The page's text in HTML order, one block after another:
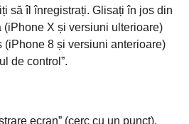
să îl înregistrați. Glisați în jos din
(iPhone X și versiuni ulterioare)
(iPhone 8 și versiuni anterioare)
de control”.
ecran” (cerc cu un punct),